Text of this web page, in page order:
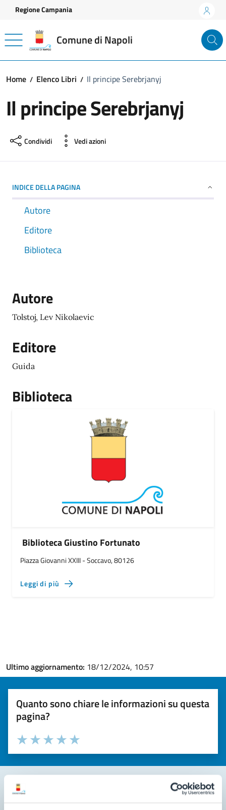
Vai ai contenuti
Vai al footer
Regione Campania
Comune di Napoli
Home Elenco Libri Il principe Serebrjanyj
Il principe Serebrjanyj
Condividi Vedi azioni
INDICE DELLA PAGINA
Autore
Editore
Biblioteca
Autore
Tolstoj, Lev Nikolaevic
Editore
Guida
Biblioteca
Biblioteca Giustino Fortunato
Piazza Giovanni XXIII - Soccavo, 80126
Leggi di più
Ultimo aggiornamento: 18/12/2024, 10:57
Quanto sono chiare le informazioni su questa
pagina?
Valuta la chiarezza delle informazioni (da 1 a 5 stelle)
Seleziona il numero di stelle per valutare la chiarezza delle
Valuta 5 stelle su 5
Valuta 4 stelle su 5
Valuta 3 stelle su 5
Valuta 2 stelle su 5
Valuta 1 stelle su 5